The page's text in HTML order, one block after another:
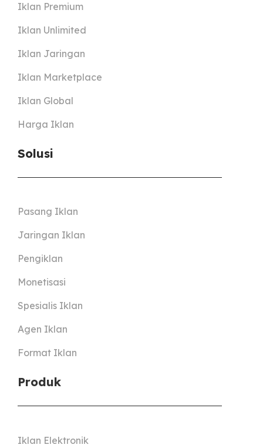
Iklan Premium
Iklan Unlimited
Iklan Jaringan
Iklan Marketplace
Iklan Global
Harga Iklan
Solusi
Pasang Iklan
Jaringan Iklan
Pengiklan
Monetisasi
Spesialis Iklan
Agen Iklan
Format Iklan
Produk
Iklan Elektronik